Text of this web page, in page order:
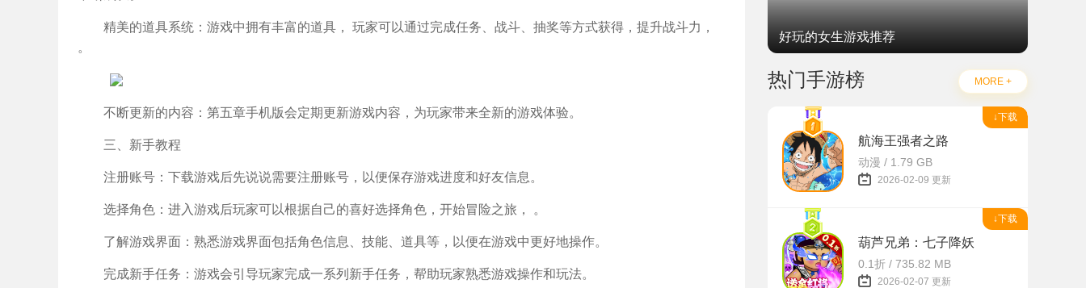
精美的道具系统：游戏中拥有丰富的道具， 玩家可以通过完成任务、战斗、抽奖等方式获得，提升战斗力，
。
不断更新的内容：第五章手机版会定期更新游戏内容，为玩家带来全新的游戏体验。
三、新手教程
注册账号：下载游戏后先说说需要注册账号，以便保存游戏进度和好友信息。
选择角色：进入游戏后玩家可以根据自己的喜好选择角色，开始冒险之旅， 。
了解游戏界面：熟悉游戏界面包括角色信息、技能、道具等，以便在游戏中更好地操作。
完成新手任务：游戏会引导玩家完成一系列新手任务，帮助玩家熟悉游戏操作和玩法。
好玩的女生游戏推荐
热门手游榜 MORE +
↓下载
航海王强者之路
动漫 / 1.79 GB
2026-02-09 更新
↓下载
葫芦兄弟：七子降妖
0.1折 / 735.82 MB
2026-02-07 更新